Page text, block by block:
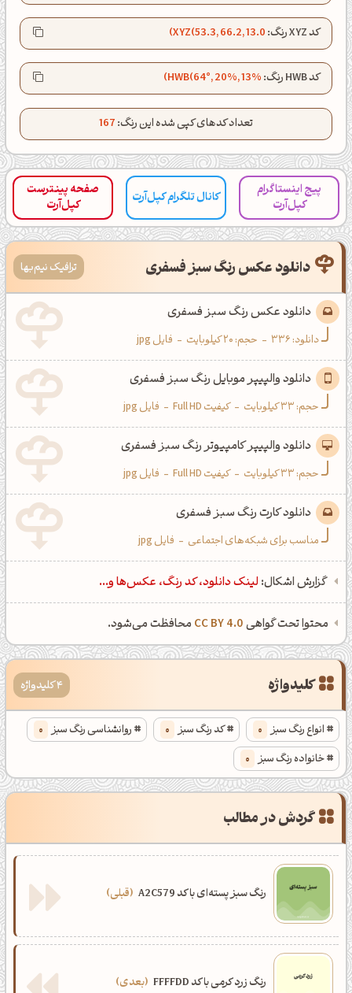
کد XYZ رنگ: XYZ(53.3, 66.2, 13.0)
کد HWB رنگ: HWB(64°, 20%, 13%)
تعداد کدهای کپی شده این رنگ:167
پیج اینستاگرام
کپل‌آرت
کانال تلگرام کپل‌آرت
صفحه پینترست
کپل‌آرت
دانلود عکس رنگ سبز فسفری ترافیک نیم‌بها
دانلود عکس رنگ سبز فسفری
دانلود:336
- حجم: 20 کیلوبایت - فایل jpg
دانلود والپیپر موبایل رنگ سبز فسفری
حجم: 33 کیلوبایت - کیفیت Full HD - فایل jpg
دانلود والپیپر کامپیوتر رنگ سبز فسفری
حجم: 33 کیلوبایت - کیفیت Full HD - فایل jpg
دانلود کارت رنگ سبز فسفری
مناسب برای شبکه‌های اجتماعی - فایل jpg
گزارش اشکال: لینک دانلود، کد رنگ، عکس‌ها و...
محتوا تحت گواهیCC BY 4.0 محافظت می‌شود.
کلیدواژه 4 کلیدواژه
انواع رنگ سبز 0 کد رنگ سبز 0 روانشناسی رنگ سبز 0
خانواده رنگ سبز 0
گردش در مطالب
رنگ سبز پسته‌ای با کد A2C579 قبلی
رنگ زرد کرمی با کد FFFFDD بعدی
کانال تلگرام
اینستاگرام
کانال ایــتا
اَپ اندروید اَپ ویندوز